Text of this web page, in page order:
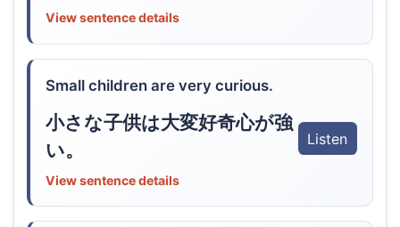
View sentence details
Small children are very curious.
小さな子供は大変好奇心が強
い。
Listen
View sentence details